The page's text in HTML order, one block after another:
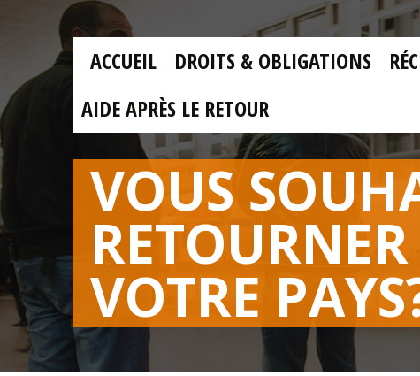
Skip to main content
MAIN
MENU
FR
ACCUEIL DROITS & OBLIGATIONS
AIDE APRÈS LE RETOUR
VOUS
VOTRE